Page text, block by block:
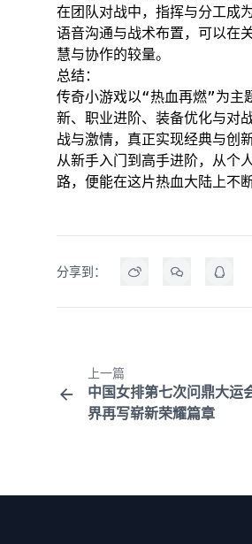
在团队对战中，指挥与分工成
语音沟通与战术布置，可以在
慧与协作的较量。
总结：
传奇小游戏以“热血再燃”为主
新、职业进阶、装备优化与对
战与激情，真正实现经典与创
从新手入门到高手进阶，从个
路，便能在这片热血大陆上不
分享到：
上一篇
中国女排第七次问鼎大运
界再写崭新荣耀篇章